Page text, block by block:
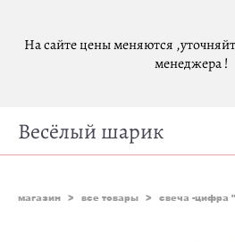
На сайте цены меняются
менеджера !
Весёлый шарик
магазин > все товары > свеча -цифра